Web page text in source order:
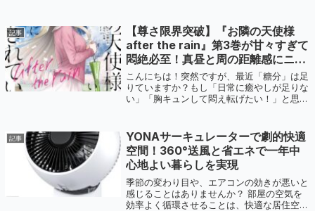
記事
【尊さ限界突破】『お隣の天使様
after the rain』第3巻が甘々すぎて
悶絶必至！真昼と周の距離感にニヤ
ニヤが止まらない理由
こんにちは！突然ですが、最近「糖分」は足
りていますか？もし「日常に癒やしが足りな
い」「胸キュンして悶え転げたい！」と思っ
『お隣の天使様にいつの間にか駄目人間にさ
れて...
記事
YONAサーキュレーターで劇的快適
空間！360°送風と省エネで一年中
心地よい暮らしを実現
季節の変わり目や、エアコンの効きが悪いと
感じることはありませんか？ 部屋の空気を
効率よく循環させることは、快適な居住空間